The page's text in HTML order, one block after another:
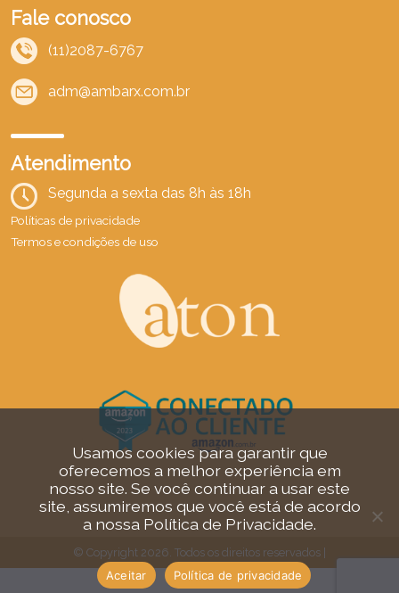
Fale conosco
(11)2087-6767
adm@ambarx.com.br
Atendimento
Segunda a sexta das 8h às 18h
Políticas de privacidade
Termos e condições de uso
© Copyright 2026. Todos os direitos reservados |
Usamos cookies para garantir que
oferecemos a melhor experiência em
nosso site. Se você continuar a usar este
site, assumiremos que você está de acordo
a nossa Política de Privacidade.
Aceitar Política de privacidade